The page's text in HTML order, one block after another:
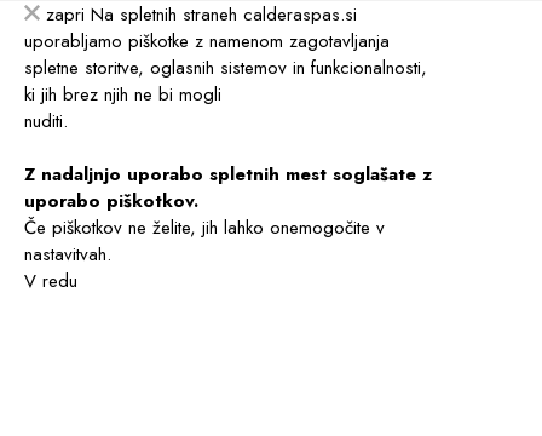
zapri Na spletnih straneh calderaspas.si
uporabljamo piškotke z namenom zagotavljanja
spletne storitve, oglasnih sistemov in funkcionalnosti,
ki jih brez njih ne bi mogli
nuditi.
Z nadaljnjo uporabo spletnih mest soglašate z
uporabo piškotkov.
Če piškotkov ne želite, jih lahko onemogočite v
nastavitvah.
V redu